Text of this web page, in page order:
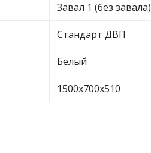
Завал 1 (без завала)
Стандарт ДВП
Белый
1500х700х510